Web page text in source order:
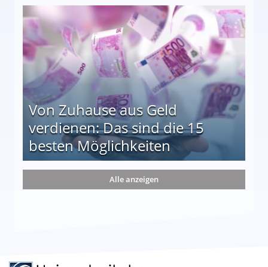
auf einen Blick
Von Zuhause aus Geld
verdienen: Das sind die 15
besten Möglichkeiten
die 15 besten Möglichkeiten
Alle anzeigen